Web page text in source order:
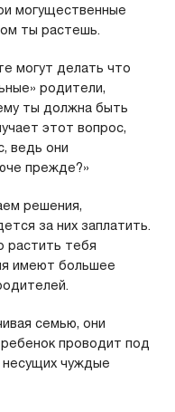
могущественные
ты растешь.
могут делать что
родители,
ты должна быть
этот вопрос,
ведь они
прежде?»
решения,
за них заплатить.
растить тебя
имеют большее
семью, они
проводит под
несущих чуждые